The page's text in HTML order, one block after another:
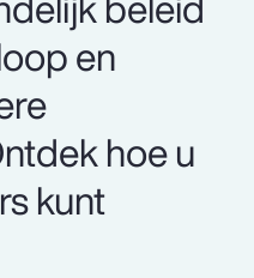
en
hoe u
kunt